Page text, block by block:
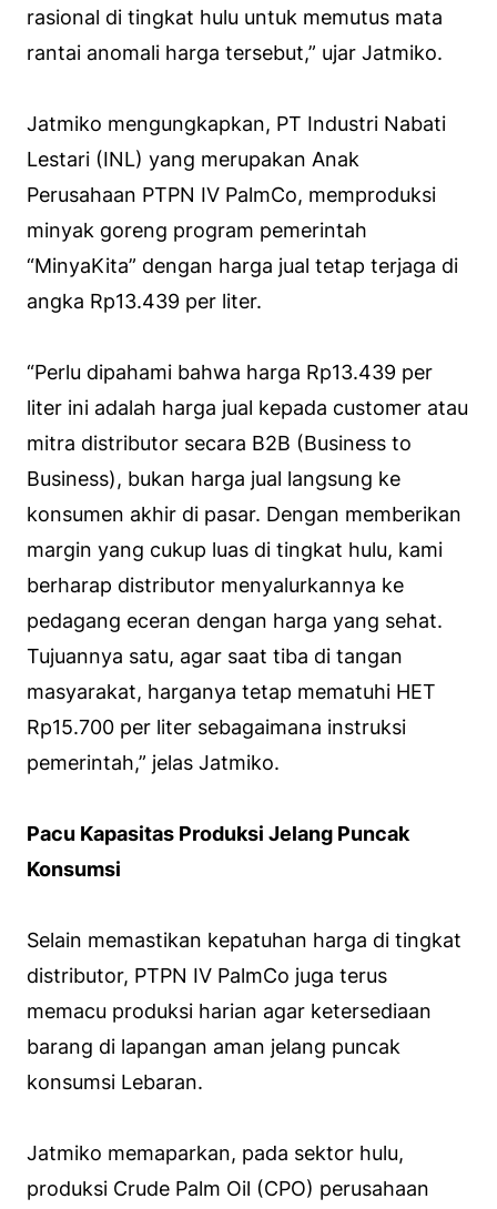
rasional di tingkat hulu untuk memutus mata
rantai anomali harga tersebut,” ujar Jatmiko.
Jatmiko mengungkapkan, PT Industri Nabati
Lestari (INL) yang merupakan Anak
Perusahaan PTPN IV PalmCo, memproduksi
minyak goreng program pemerintah
“MinyaKita” dengan harga jual tetap terjaga di
angka Rp13.439 per liter.
“Perlu dipahami bahwa harga Rp13.439 per
liter ini adalah harga jual kepada customer atau
mitra distributor secara B2B (Business to
Business), bukan harga jual langsung ke
konsumen akhir di pasar. Dengan memberikan
margin yang cukup luas di tingkat hulu, kami
berharap distributor menyalurkannya ke
pedagang eceran dengan harga yang sehat.
Tujuannya satu, agar saat tiba di tangan
masyarakat, harganya tetap mematuhi HET
Rp15.700 per liter sebagaimana instruksi
pemerintah,” jelas Jatmiko.
Pacu Kapasitas Produksi Jelang Puncak
Konsumsi
Selain memastikan kepatuhan harga di tingkat
distributor, PTPN IV PalmCo juga terus
memacu produksi harian agar ketersediaan
barang di lapangan aman jelang puncak
konsumsi Lebaran.
Jatmiko memaparkan, pada sektor hulu,
produksi Crude Palm Oil (CPO) perusahaan